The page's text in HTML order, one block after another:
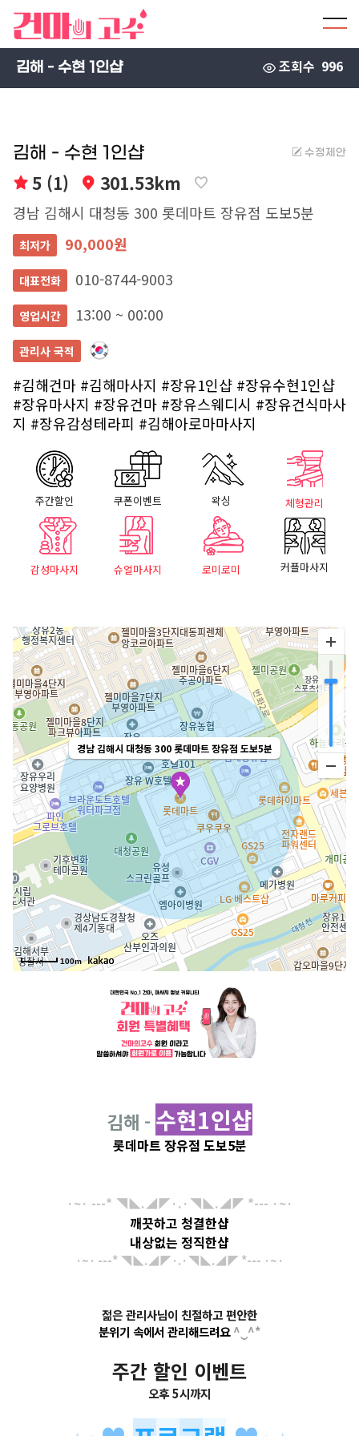
김해 - 수현 1인샵 조회수 996
김해 - 수현 1인샵 수정제안
5 (1) 301.53km
경남 김해시 대청동 300 롯데마트 장유점 도보5분
최저가 90,000원
대표전화 010-8744-9003
영업시간 13:00 ~ 00:00
관리사 국적
#김해건마 #김해마사지 #장유1인샵 #장유수현1인샵
#장유마사지 #장유건마 #장유스웨디시 #장유건식마사
지 #장유감성테라피 #김해아로마마사지
주간할인 쿠폰이벤트 왁싱 체형관리
감성마사지 슈얼마사지 로미로미 커플마사지
경남 김해시 대청동 300 롯데마트 장유점 도보5분
100m
김해 - 수현1인샵
롯데마트 장유점 도보5분
·~· ---* ◥◣.◢◤·.·◥◣.◢◤ *--- ·~·
깨끗하고 청결한샵
내상없는 정직한샵
·~· ---*◥◣.◢◤·.·◥◣.◢◤ *--- ·~·
젊은 관리사님이 친절하고 편안한
분위기 속에서 관리해드려요^‿^*
주간 할인 이벤트
오후 5시까지